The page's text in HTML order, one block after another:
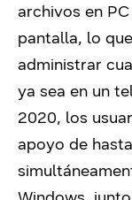
archivos en
pantalla, lo
administrar
ya sea en un
2020, los
apoyo de